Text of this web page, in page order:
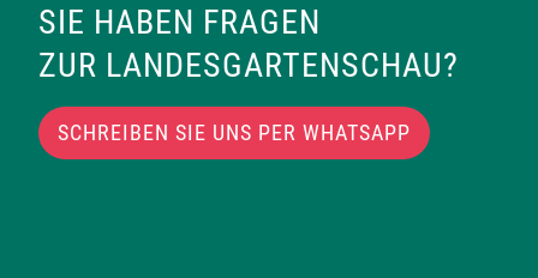
SIE HABEN FRAGEN
ZUR LANDESGARTENSCHAU?
SCHREIBEN SIE UNS PER WHATSAPP